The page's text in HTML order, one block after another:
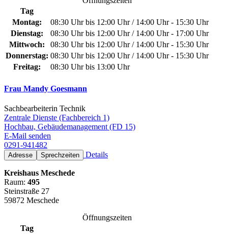
Tag
Montag:
08:30 Uhr bis 12:00 Uhr / 14:00 Uhr - 15:30 Uhr
Dienstag:
08:30 Uhr bis 12:00 Uhr / 14:00 Uhr - 17:00 Uhr
Mittwoch:
08:30 Uhr bis 12:00 Uhr / 14:00 Uhr - 15:30 Uhr
Donnerstag: 08:30 Uhr bis 12:00 Uhr / 14:00 Uhr - 15:30 Uhr
Freitag:
08:30 Uhr bis 13:00 Uhr
Frau Mandy Goesmann
Sachbearbeiterin Technik
Zentrale Dienste (Fachbereich 1)
Hochbau, Gebäudemanagement (FD 15)
E-Mail senden
0291-941482
Adresse Sprechzeiten Details
Kreishaus Meschede
Raum: 495
Steinstraße 27
59872 Meschede
Öffnungszeiten
Tag